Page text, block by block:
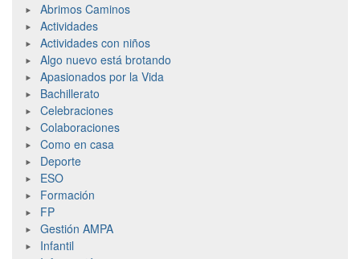
Abrimos Caminos
Actividades
Actividades con niños
Algo nuevo está brotando
Apasionados por la Vida
Bachillerato
Celebraciones
Colaboraciones
Como en casa
Deporte
ESO
Formación
FP
Gestión AMPA
Infantil